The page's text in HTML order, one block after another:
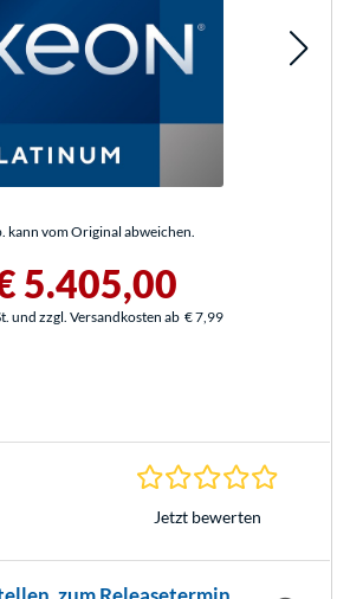
kann vom Original abweichen.
5.405,00
und zzgl. Versandkosten ab € 7,99
Jetzt bewerten